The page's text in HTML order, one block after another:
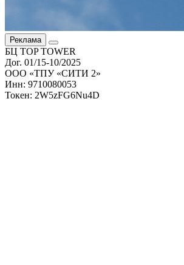
Реклама
БЦ TOP TOWER
Дог. 01/15-10/2025
ООО «ТПУ «СИТИ 2»
Инн: 9710080053
Токен: 2W5zFG6Nu4D